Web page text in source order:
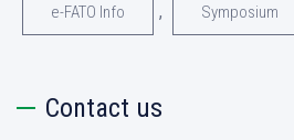
e-FATO Info , Symposium
Contact us